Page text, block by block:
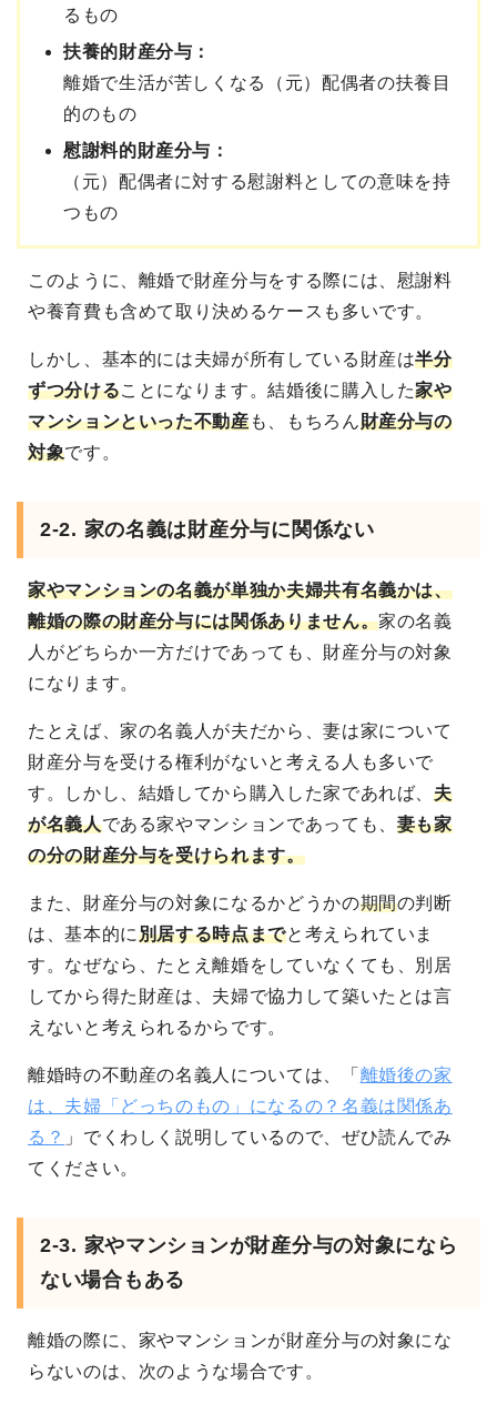
るもの
扶養的財産分与：
離婚で生活が苦しくなる（元）配偶者の扶養目
的のもの
慰謝料的財産分与：
（元）配偶者に対する慰謝料としての意味を持
つもの
このように、離婚で財産分与をする際には、慰謝料
や養育費も含めて取り決めるケースも多いです。
しかし、基本的には夫婦が所有している財産は半分
ずつ分けることになります。結婚後に購入した家や
マンションといった不動産も、もちろん財産分与の
対象です。
2-2. 家の名義は財産分与に関係ない
家やマンションの名義が単独か夫婦共有名義かは、
離婚の際の財産分与には関係ありません。家の名義
人がどちらか一方だけであっても、財産分与の対象
になります。
たとえば、家の名義人が夫だから、妻は家について
財産分与を受ける権利がないと考える人も多いで
す。しかし、結婚してから購入した家であれば、夫
が名義人である家やマンションであっても、 妻も家
の分の財産分与を受けられます。
また、財産分与の対象になるかどうかの期間の判断
は、基本的に別居する時点までと考えられていま
す。なぜなら、たとえ離婚をしていなくても、別居
してから得た財産は、夫婦で協力して築いたとは言
えないと考えられるからです。
離婚時の不動産の名義人については、「 離婚後の家
は、夫婦「どっちのもの」になるの？名義は関係あ
る？ 」でくわしく説明しているので、ぜひ読んでみ
てください。
2-3. 家やマンションが財産分与の対象になら
ない場合もある
離婚の際に、家やマンションが財産分与の対象にな
らないのは、次のような場合です。